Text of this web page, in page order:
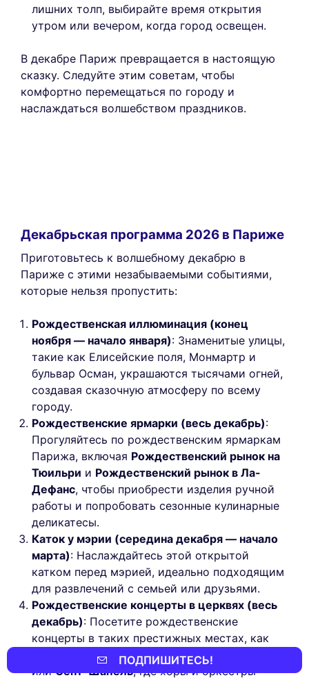
лишних толп, выбирайте время открытия
утром или вечером, когда город освещен.
В декабре Париж превращается в настоящую
сказку. Следуйте этим советам, чтобы
комфортно перемещаться по городу и
наслаждаться волшебством праздников.
Декабрьская программа 2026 в Париже
Приготовьтесь к волшебному декабрю в
Париже с этими незабываемыми событиями,
которые нельзя пропустить:
Рождественская иллюминация (конец
ноября — начало января): Знаменитые улицы,
такие как Елисейские поля, Монмартр и
бульвар Осман, украшаются тысячами огней,
создавая сказочную атмосферу по всему
городу.
Рождественские ярмарки (весь декабрь):
Прогуляйтесь по рождественским ярмаркам
Парижа, включая Рождественский рынок на
Тюильри и Рождественский рынок в Ла-
Дефанс, чтобы приобрести изделия ручной
работы и попробовать сезонные кулинарные
деликатесы.
Каток у мэрии (середина декабря — начало
марта): Наслаждайтесь этой открытой
катком перед мэрией, идеально подходящим
для развлечений с семьей или друзьями.
Рождественские концерты в церквях (весь
декабрь): Посетите рождественские
концерты в таких престижных местах, как
Собор Парижской Богоматери, Сент-Мадлен
илиСент-Шапель, где хоры и оркестры
ПОДПИШИТЕСЬ!